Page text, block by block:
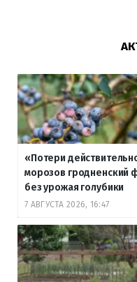
«Потери
морозов гродненский
без урожая голубики
7 АВГУСТА 2026, 16:47